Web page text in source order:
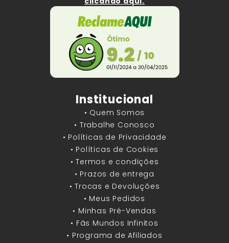
Institucional
• Quem Somos
• Trabalhe Conosco
• Políticas de Privacidade
• Políticas de Cookies
• Termos e condições
• Prazos de entrega
• Trocas e Devoluções
• Meus Pedidos
• Minhas Pré-Vendas
• Fãs Mundos Infinitos
• Programa de Afiliados